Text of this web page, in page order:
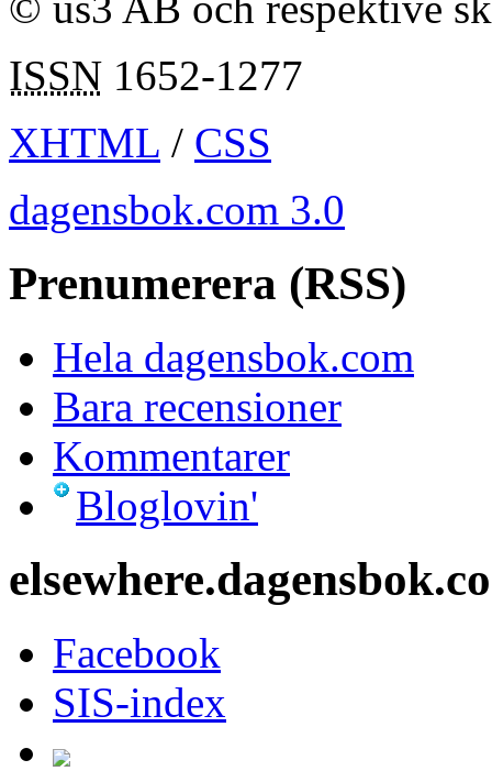
ISSN 1652-1277
XHTML / CSS
dagensbok.com 3.0
Prenumerera (RSS)
Hela dagensbok.com
Bara recensioner
Kommentarer
Bloglovin'
Facebook
SIS-index